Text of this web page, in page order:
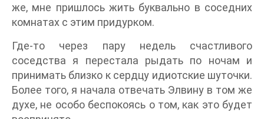
же, мне пришлось жить буквально в соседних
комнатах с этим придурком.
Где-то через пару недель счастливого
соседства я перестала рыдать по ночам и
принимать близко к сердцу идиотские шуточки.
Более того, я начала отвечать Элвину в том же
духе, не особо беспокоясь о том, как это будет